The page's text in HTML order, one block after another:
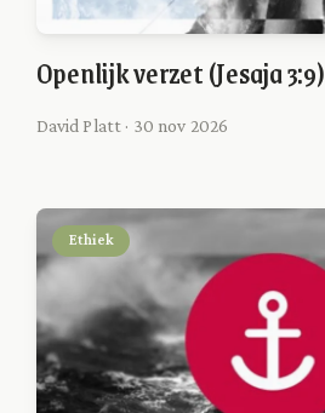
Openlijk verzet (Jesaja 3:9)
David Platt · 30 nov 2026
Ethiek